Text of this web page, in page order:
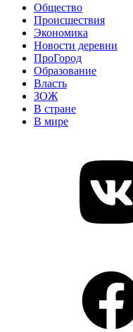
Общество
Происшествия
Экономика
Новости деревни
ПроГород
Образование
Власть
ЗОЖ
В стране
В мире